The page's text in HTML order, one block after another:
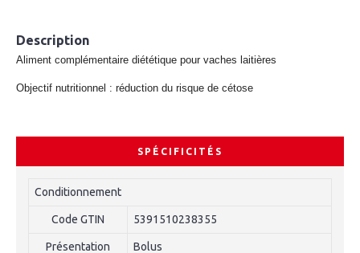
Description
Aliment complémentaire diététique pour vaches laitières
Objectif nutritionnel : réduction du risque de cétose
SPÉCIFICITÉS
Conditionnement
Code GTIN 5391510238355
Présentation Bolus